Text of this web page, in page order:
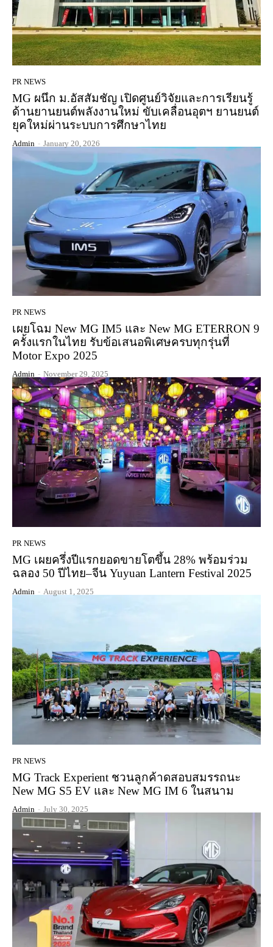
PR NEWS
MG ผนึก ม.อัสสัมชัญ เปิดศูนย์วิจัยและการเรียนรู้
ด้านยานยนต์พลังงานใหม่ ขับเคลื่อนอุตฯ ยานยนต์
ยุคใหม่ผ่านระบบการศึกษาไทย
Admin - January 20, 2026
PR NEWS
เผยโฉม New MG IM5 และ New MG ETERRON 9
ครั้งแรกในไทย รับข้อเสนอพิเศษครบทุกรุ่นที่
Motor Expo 2025
Admin - November 29, 2025
PR NEWS
MG เผยครึ่งปีแรกยอดขายโตขึ้น 28% พร้อมร่วม
ฉลอง 50 ปีไทย–จีน Yuyuan Lantern Festival 2025
Admin - August 1, 2025
PR NEWS
MG Track Experient ชวนลูกค้าดสอบสมรรถนะ
New MG S5 EV และ New MG IM 6 ในสนาม
Admin - July 30, 2025